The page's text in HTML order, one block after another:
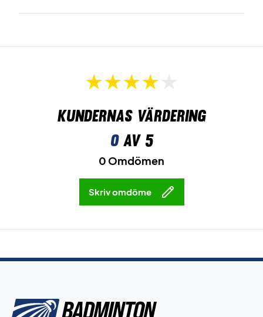
Kundernas värdering
0av 5
0 Omdömen
Skriv omdöme